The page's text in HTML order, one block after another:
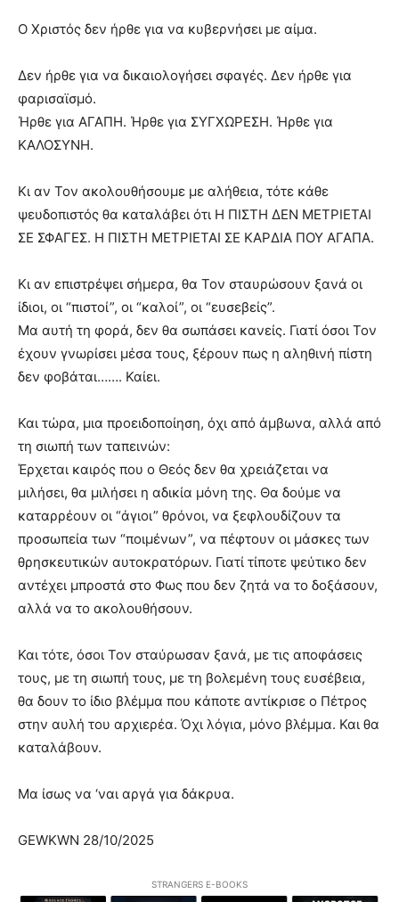
Ο Χριστός δεν ήρθε για να κυβερνήσει με αίμα.
Δεν ήρθε για να δικαιολογήσει σφαγές. Δεν ήρθε για
φαρισαϊσμό.
Ήρθε για ΑΓΑΠΗ. Ήρθε για ΣΥΓΧΩΡΕΣΗ. Ήρθε για
ΚΑΛΟΣΥΝΗ.
Κι αν Τον ακολουθήσουμε με αλήθεια, τότε κάθε
ψευδοπιστός θα καταλάβει ότι Η ΠΙΣΤΗ ΔΕΝ ΜΕΤΡΙΕΤΑΙ
ΣΕ ΣΦΑΓΕΣ. Η ΠΙΣΤΗ ΜΕΤΡΙΕΤΑΙ ΣΕ ΚΑΡΔΙΑ ΠΟΥ ΑΓΑΠΑ.
Κι αν επιστρέψει σήμερα, θα Τον σταυρώσουν ξανά οι
ίδιοι, οι “πιστοί”, οι “καλοί”, οι “ευσεβείς”.
Μα αυτή τη φορά, δεν θα σωπάσει κανείς. Γιατί όσοι Τον
έχουν γνωρίσει μέσα τους, ξέρουν πως η αληθινή πίστη
δεν φοβάται……. Καίει.
Και τώρα, μια προειδοποίηση, όχι από άμβωνα, αλλά από
τη σιωπή των ταπεινών:
Έρχεται καιρός που ο Θεός δεν θα χρειάζεται να
μιλήσει, θα μιλήσει η αδικία μόνη της. Θα δούμε να
καταρρέουν οι “άγιοι” θρόνοι, να ξεφλουδίζουν τα
προσωπεία των “ποιμένων”, να πέφτουν οι μάσκες των
θρησκευτικών αυτοκρατόρων. Γιατί τίποτε ψεύτικο δεν
αντέχει μπροστά στο Φως που δεν ζητά να το δοξάσουν,
αλλά να το ακολουθήσουν.
Και τότε, όσοι Τον σταύρωσαν ξανά, με τις αποφάσεις
τους, με τη σιωπή τους, με τη βολεμένη τους ευσέβεια,
θα δουν το ίδιο βλέμμα που κάποτε αντίκρισε ο Πέτρος
στην αυλή του αρχιερέα. Όχι λόγια, μόνο βλέμμα. Και θα
καταλάβουν.
Μα ίσως να ‘ναι αργά για δάκρυα.
GEWKWN 28/10/2025
STRANGERS E-BOOKS